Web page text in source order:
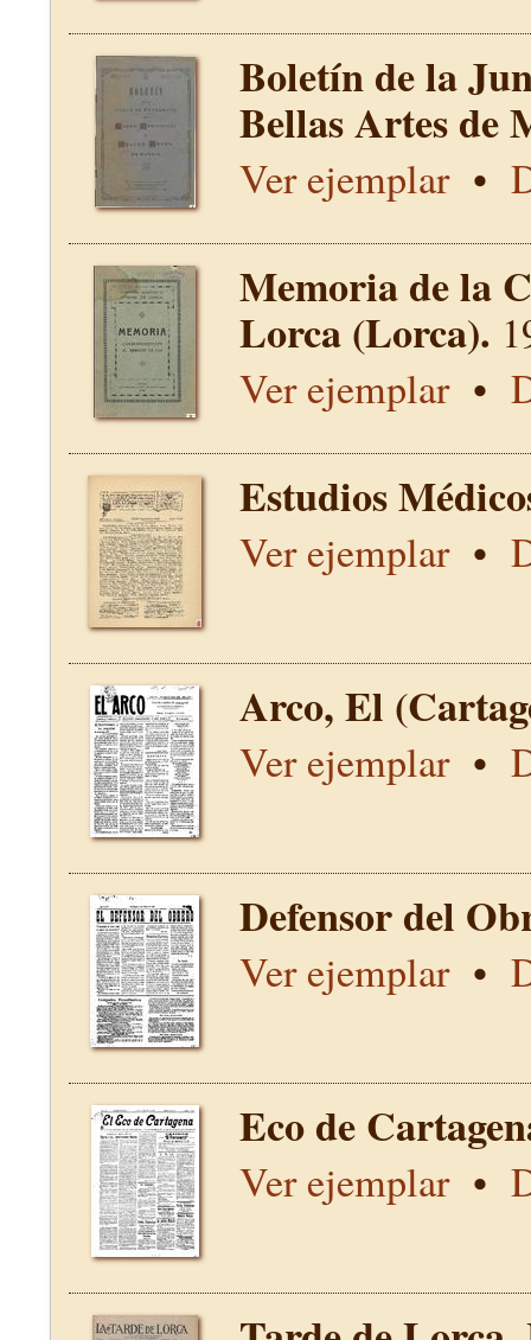
Boletín de la
Bellas Artes
Ver ejemplar•
Memoria de la
Lorca (Lorca).
Ver ejemplar•
Estudios
Ver ejemplar•
Arco, El
Ver ejemplar•
Defensor del
Ver ejemplar•
Eco de
Ver ejemplar•